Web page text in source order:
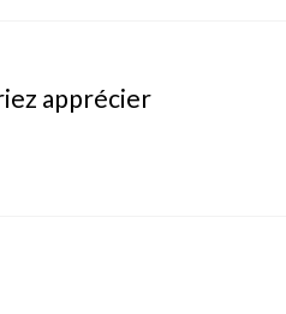
apprécier